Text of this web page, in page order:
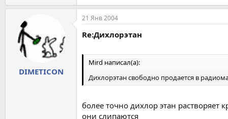
DIMETICON
21 Янв 2004
Re:Дихлорэтан
Mird написал(а):
Дихлорэтан свободно продается в
более точно дихлор этан растворяет
они слипаются